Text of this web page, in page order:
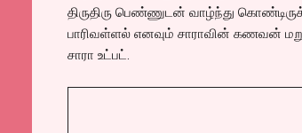
திருதிரு பெண்ணுடன் வாழ்ந்து
பாரிவள்ளல் எனவும் சாராவின் கணவன்
சாரா உட்பட்.